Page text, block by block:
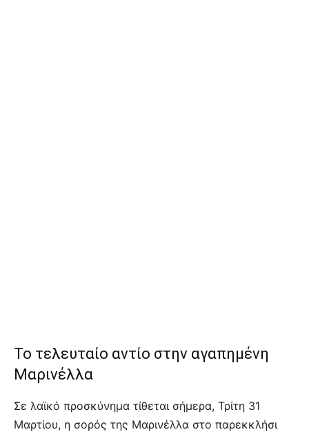
Το τελευταίο αντίο στην αγαπημένη
Μαρινέλλα
Σε λαϊκό προσκύνημα τίθεται σήμερα, Τρίτη 31
Μαρτίου, η σορός της Μαρινέλλα στο παρεκκλήσι